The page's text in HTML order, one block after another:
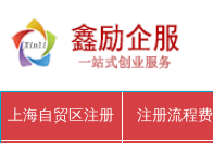
上海自贸区注册 注册流程